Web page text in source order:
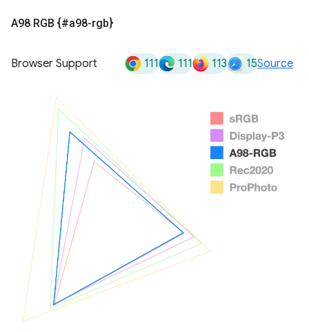
A98 RGB {#a98-rgb}
Browser Support 111 111 113 15Source